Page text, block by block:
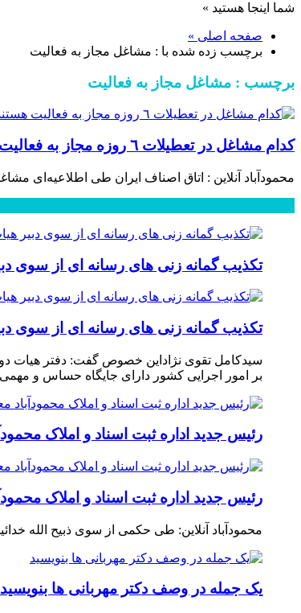
شما اینجا هستید »
صفحه اصلی »
برچسب زده شده با : مشاغل مجاز به فعالیت
برچسب : مشاغل مجاز به فعالیت
کدام مشاغل در تعطیلات ٦ روزه مجاز به فعالیت هستند؟
محمودآباد آنلاین : اتاق اصناف ایران طی اطلاعیه‌ای مشاغل مجاز به فعالیت در ۶ روز تعطیلی کرونایی
تکذیب گمانه زنی های رسانه ای از سوی
تکذیب گمانه زنی های رسانه ای از سوی
سیدکامل تقوی نژاداین خصوص گفت: دفتر هیات
بر امور اجرایی کشور دارای جایگاه حساس و
رئیس جدید اداره ثبت اسناد و املاک
رئیس جدید اداره ثبت اسناد و املاک
محمودآباد آنلاین: طی حکمی از سوی ذبیح الله
یک جمله در وصف دکتر مهربانی ها بنویسید